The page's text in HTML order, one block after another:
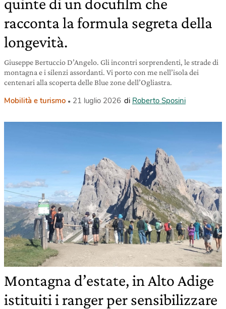
racconta la formula segreta della
longevità.
Giuseppe Bertuccio D’Angelo. Gli incontri sorprendenti, le strade di
montagna e i silenzi assordanti. Vi porto con me nell’isola dei
centenari alla scoperta delle Blue zone dell’Ogliastra.
Mobilità e turismo 21 luglio 2026 di Roberto Sposini
Montagna d’estate, in Alto Adige
istituiti i ranger per sensibilizzare